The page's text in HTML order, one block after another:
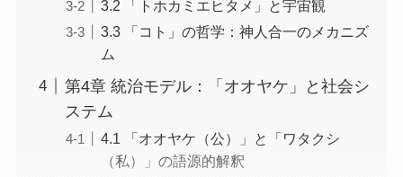
3.2 「トホカミエヒタメ」と宇宙観
3.3 「コト」の哲学：神人合一のメカニズ
ム
第4章 統治モデル：「オオヤケ」と社会シ
ステム
4.1 「オオヤケ（公）」と「ワタクシ
（私）」の語源的解釈